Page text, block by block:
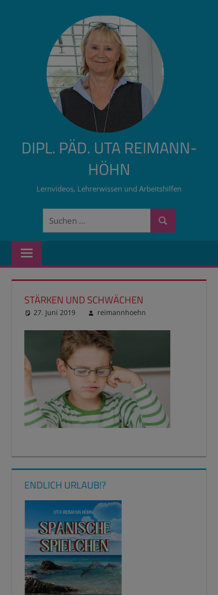
DIPL. PÄD. UTA REIMANN-
HÖHN
Lernvideos, Lehrerwissen und Arbeitshilfen
Suchen
Suchen
STÄRKEN UND SCHWÄCHEN
27. Juni 2019 reimannhoehn
ENDLICH URLAUB!?